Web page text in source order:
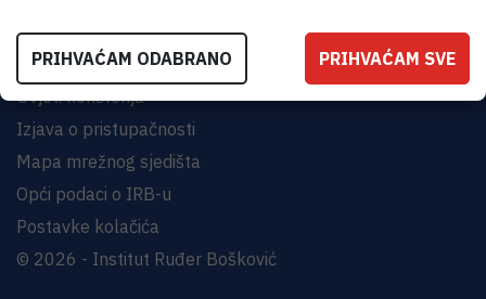
Uvjeti korištenja
Izjava o pristupačnosti
Mapa mrežnog sjedišta
Opći podaci o IRB-u
Postavke kolačića
© 2026 - Institut Ruđer Bošković
PRIHVAĆAM ODABRANO PRIHVAĆAM SVE